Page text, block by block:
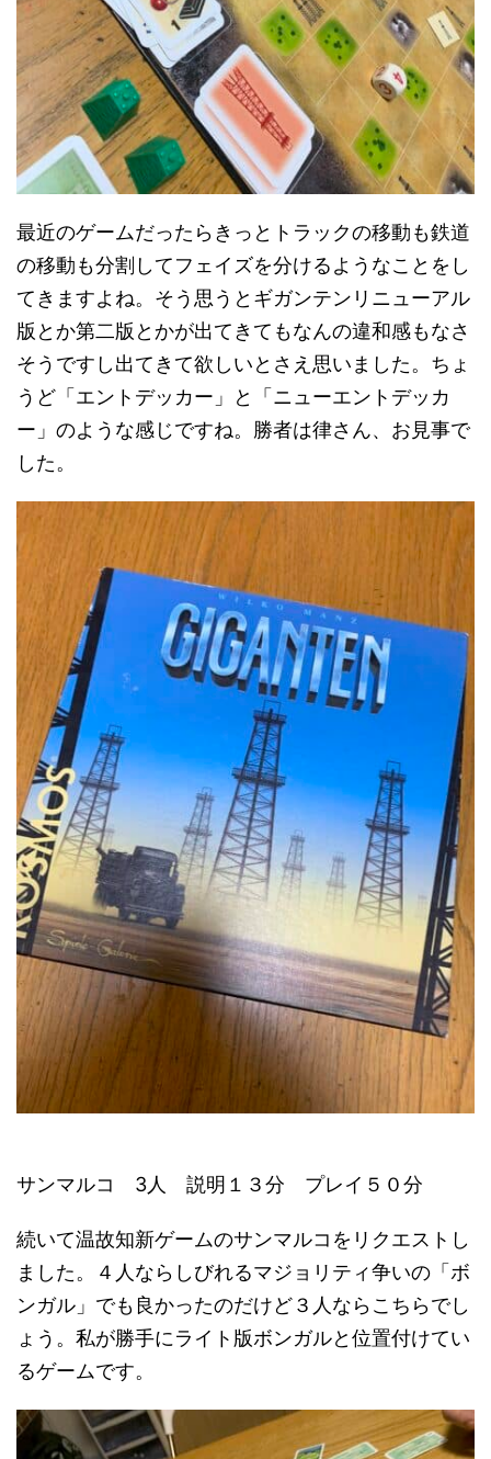
最近のゲームだったらきっとトラックの移動も鉄道
の移動も分割してフェイズを分けるようなことをし
てきますよね。そう思うとギガンテンリニューアル
版とか第二版とかが出てきてもなんの違和感もなさ
そうですし出てきて欲しいとさえ思いました。ちょ
うど「エントデッカー」と「ニューエントデッカ
ー」のような感じですね。勝者は律さん、お見事で
した。
サンマルコ 3人 説明１３分 プレイ５０分
続いて温故知新ゲームのサンマルコをリクエストし
ました。４人ならしびれるマジョリティ争いの「ボ
ンガル」でも良かったのだけど３人ならこちらでし
ょう。私が勝手にライト版ボンガルと位置付けてい
るゲームです。